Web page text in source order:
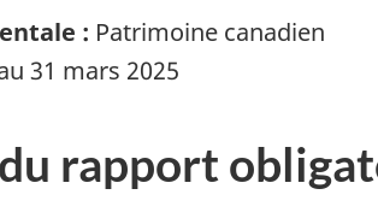
: Patrimoine canadien
31 mars 2025
rapport